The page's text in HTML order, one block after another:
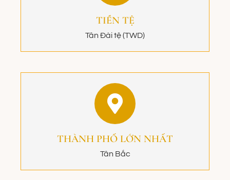
TIỀN TỆ
Tân Đài tệ (TWD)
THÀNH PHỐ LỚN NHẤT
Tân Bắc